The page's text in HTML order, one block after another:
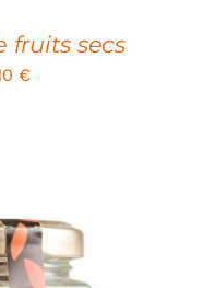
fruits secs
€